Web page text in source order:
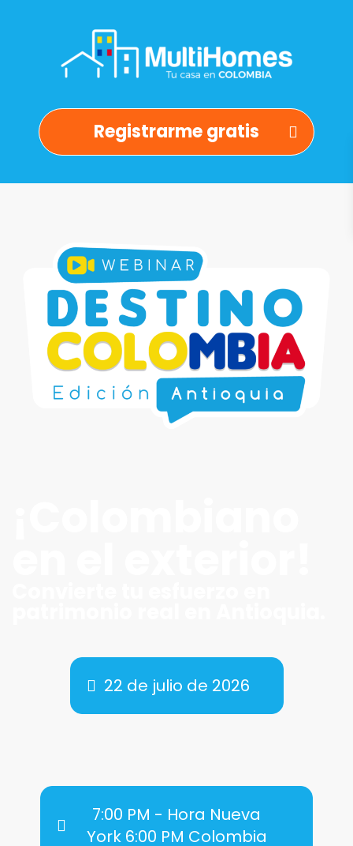
Registrarme gratis
22 de julio de 2026
7:00 PM - Hora Nueva
York 6:00 PM Colombia